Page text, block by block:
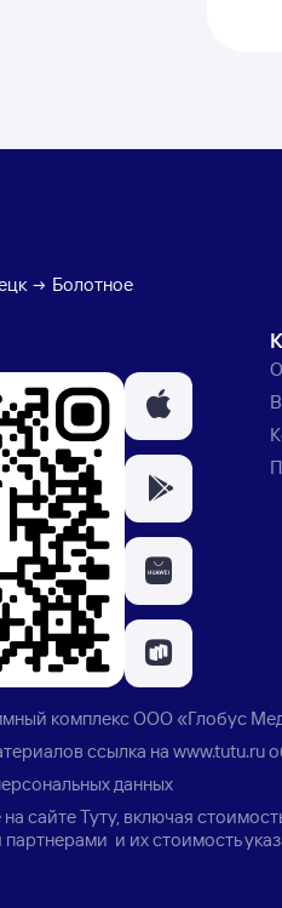
Болотное
комплексООО «Глобус
ссылка на www.tutu.ru
данных
сайте Туту, включая
партнерами и их стоимость